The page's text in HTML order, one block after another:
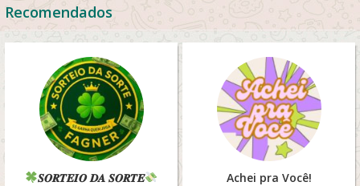
Recomendados
𝑺𝑶𝑹𝑻𝑬𝑰𝑶 𝑫𝑨 𝑺𝑶𝑹𝑻𝑬
Achei pra Você!